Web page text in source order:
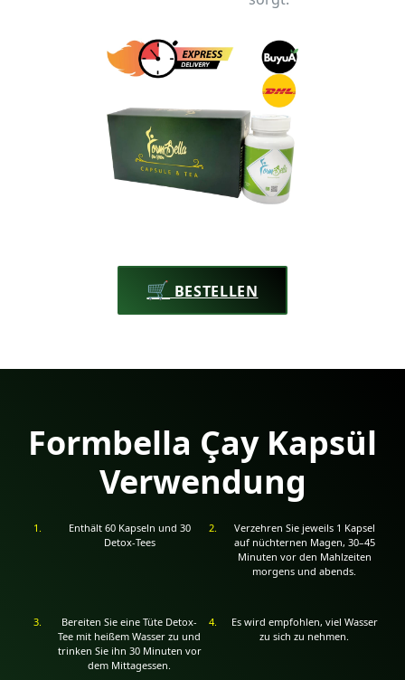
🛒 BESTELLEN
Formbella Çay Kapsül
Verwendung
Enthält 60 Kapseln und 30
Detox-Tees
Verzehren Sie jeweils 1 Kapsel
auf nüchternen Magen, 30–45
Minuten vor den Mahlzeiten
morgens und abends.
Bereiten Sie eine Tüte Detox-
Tee mit heißem Wasser zu und
trinken Sie ihn 30 Minuten vor
dem Mittagessen.
Es wird empfohlen, viel Wasser
zu sich zu nehmen.